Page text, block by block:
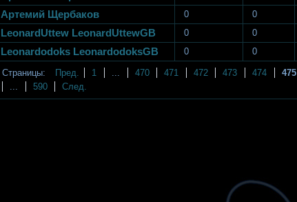
Артемий Щербаков 0 0
LeonardUttew LeonardUttewGB 0 0
Leonardodoks LeonardodoksGB 0 0
Страницы: Пред. 1 ... 470 471 472 473 474 475
...
590 След.